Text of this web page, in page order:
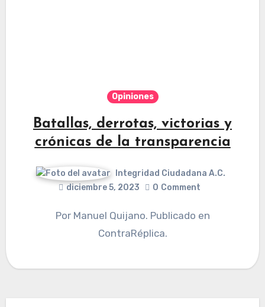
Opiniones
Batallas, derrotas, victorias y
crónicas de la transparencia
Integridad Ciudadana A.C.
diciembre 5, 2023
0 Comment
Por Manuel Quijano. Publicado en
ContraRéplica.